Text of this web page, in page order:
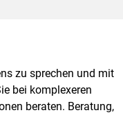
zu sprechen und mit
bei komplexeren
beraten. Beratung,